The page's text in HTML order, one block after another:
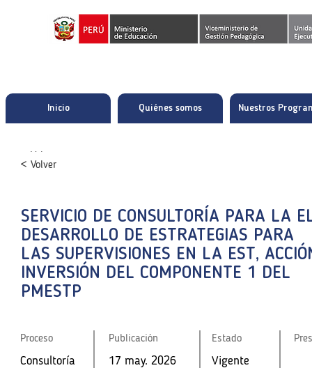
Inicio Quiénes somos Nuestros
SERVICIO DE CONSULTORÍA PARA LA
DESARROLLO DE ESTRATEGIAS PARA
LAS SUPERVISIONES EN LA EST,
INVERSIÓN DEL COMPONENTE 1 DEL
PMESTP
< Volver
SERVICIO DE CONSULTORÍA PARA LA
DESARROLLO DE ESTRATEGIAS PARA
LAS SUPERVISIONES EN LA EST,
INVERSIÓN DEL COMPONENTE 1 DEL
PMESTP
Proceso Publicación Estado
Consultoría 17 may. 2026 Vigente
< Volver
SERVICIO DE CONSULTORÍA PARA LA
DESARROLLO DE ESTRATEGIAS PARA
LAS SUPERVISIONES EN LA EST,
INVERSIÓN DEL COMPONENTE 1 DEL
PMESTP
Proceso Publicación Estado
Consultoría 17 may. 2026 Vigente